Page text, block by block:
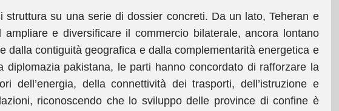
struttura su una serie di dossier concreti. Da un lato, Teheran e
ampliare e diversificare il commercio bilaterale, ancora lontano
dalla contiguità geografica e dalla complementarità energetica e
diplomazia pakistana, le parti hanno concordato di rafforzare la
dell’energia, della connettività dei trasporti, dell’istruzione e
riconoscendo che lo sviluppo delle province di confine è